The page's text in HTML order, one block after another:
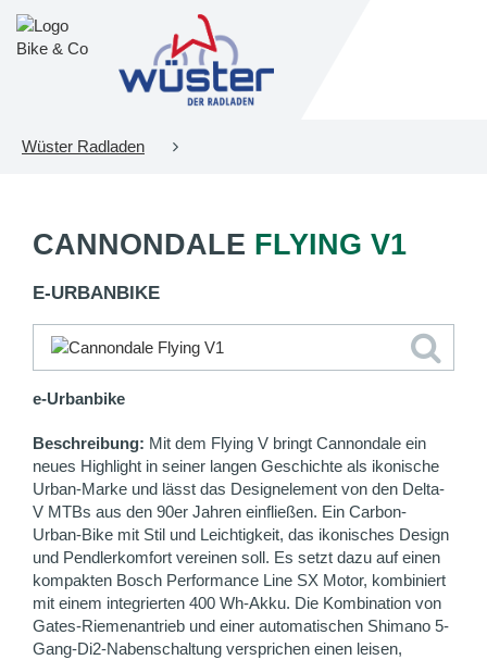
Wüster Radladen
CANNONDALE FLYING V1
E-URBANBIKE
e-Urbanbike
Beschreibung: Mit dem Flying V bringt Cannondale ein
neues Highlight in seiner langen Geschichte als ikonische
Urban-Marke und lässt das Designelement von den Delta-
V MTBs aus den 90er Jahren einfließen. Ein Carbon-
Urban-Bike mit Stil und Leichtigkeit, das ikonisches Design
und Pendlerkomfort vereinen soll. Es setzt dazu auf einen
kompakten Bosch Performance Line SX Motor, kombiniert
mit einem integrierten 400 Wh-Akku. Die Kombination von
Gates-Riemenantrieb und einer automatischen Shimano 5-
Gang-Di2-Nabenschaltung versprichen einen leisen,